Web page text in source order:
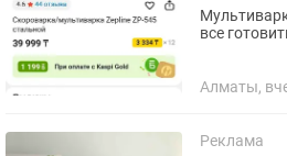
все
Алматы,
Реклама